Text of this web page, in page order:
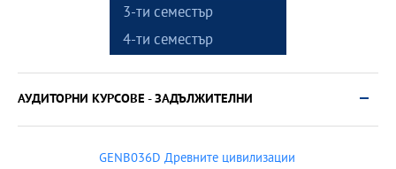
3-ти семестър
4-ти семестър
АУДИТОРНИ КУРСОВЕ - ЗАДЪЛЖИТЕЛНИ
GENB036D Древните цивилизации